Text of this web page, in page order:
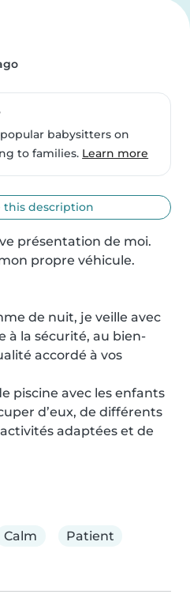
babysitters on
to families. Learn more
this description
présentation de moi.
propre véhicule.
de nuit, je veille avec
à la sécurité, au bien-
accordé à vos
piscine avec les enfants
d’eux, de différents
adaptées et de
Calm Patient